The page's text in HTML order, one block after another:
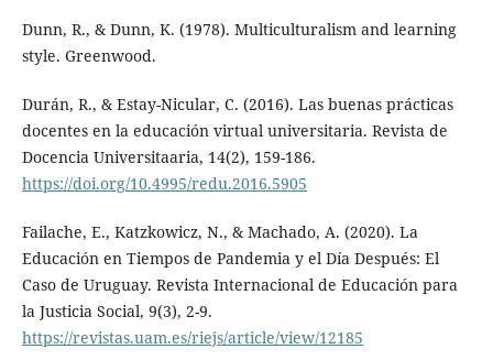
Dunn, R., & Dunn, K. (1978). Multiculturalism and learning
style. Greenwood.
Durán, R., & Estay-Nicular, C. (2016). Las buenas prácticas
docentes en la educación virtual universitaria. Revista de
Docencia Universitaaria, 14(2), 159-186.
https://doi.org/10.4995/redu.2016.5905
Failache, E., Katzkowicz, N., & Machado, A. (2020). La
Educación en Tiempos de Pandemia y el Día Después: El
Caso de Uruguay. Revista Internacional de Educación para
la Justicia Social, 9(3), 2-9.
https://revistas.uam.es/riejs/article/view/12185